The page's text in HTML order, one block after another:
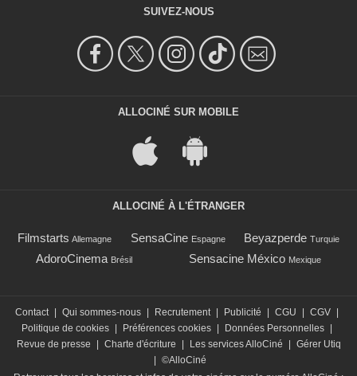
SUIVEZ-NOUS
ALLOCINÉ SUR MOBILE
ALLOCINÉ À L'ÉTRANGER
Filmstarts Allemagne SensaCine Espagne Beyazperde Turquie
AdoroCinema Brésil Sensacine México Mexique
Contact Qui sommes-nous Recrutement Publicité CGU CGV
Politique de cookies
Préférences cookies Données Personnelles
Revue de presse
Charte d'écriture Les services AlloCiné
Gérer Utiq
©AlloCiné